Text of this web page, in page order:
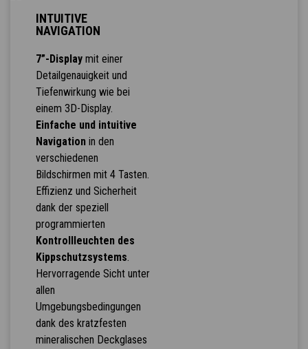
INTUITIVE
NAVIGATION
7”-Displaymit einer
Detailgenauigkeit und
Tiefenwirkung wie bei
einem 3D-Display.
Einfache und intuitive
Navigationin den
verschiedenen
Bildschirmen mit 4 Tasten.
Effizienz und Sicherheit
dank der speziell
programmierten
Kontrollleuchten des
Kippschutzsystems.
Hervorragende Sicht unter
allen
Umgebungsbedingungen
dank des kratzfesten
mineralischen Deckglases